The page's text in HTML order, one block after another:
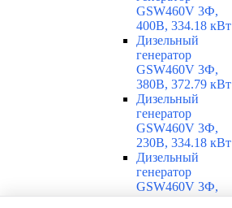
GSW460V 3Ф,
400В, 334.18 кВт
Дизельный
генератор
GSW460V 3Ф,
380В, 372.79 кВт
Дизельный
генератор
GSW460V 3Ф,
230В, 334.18 кВт
Дизельный
генератор
GSW460V 3Ф,